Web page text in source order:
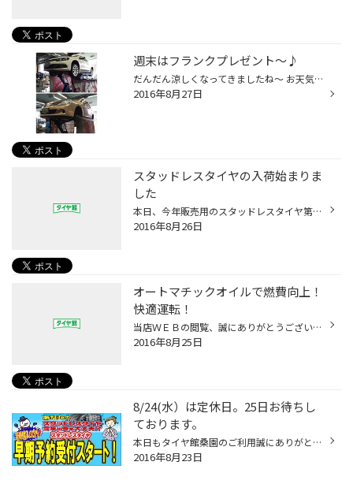
週末はフランクプレゼント～♪
だんだん涼しくなってきましたね～ お天気も良くすごしやすかったですね。 明日も晴れ予報でお出掛け日和ですが 当店ではご来店頂きました皆様に フランクフルトプレゼントしております!! 無料点検、空気圧点検だけでもお気軽にご来店下さい!! 本日の作業風景はＭＰＶのアライメントからスタートで...
2016年8月27日
スタッドレスタイヤの入荷始まりま
した
本日、今年販売用のスタッドレスタイヤ第一陣が入荷いたしました まだまだこれから山のように届きます！ 在庫が豊富なうちに、ご購入をお勧めいたします 肌寒くなってきた頃には、希望のタイヤが無い・・・なんて事も有ります・・・ 気になる人はお気軽にご来店のうえ、スタッフまでご相談ください ...
2016年8月26日
オートマチックオイルで燃費向上！
快適運転！
当店ＷＥＢの閲覧、誠にありがとうございます。 今日も暑く、そして忙しい日々。。 爽やかな汗をかきながらお仕事させて頂いております。 地域の皆様、ご来店頂いたお客様に感謝いたします。 さてさて最近気付いたのですが私の愛車さんの調子が悪く。。。 ①信号待ちからの発進のもたつき、加速不足 ...
2016年8月25日
8/24(水）は定休日。25日お待ちし
ております。
本日もタイヤ館桑園のご利用誠にありがとうございました。 台風も通過したみたいで午後からは落ち着いた天気になりましたね。 新品おタイヤ交換やオイル交換、無料点検でのご来店で忙しくさせ頂き感謝いたします。 新品のタイヤへ交換する前はしっかりタイヤの点検を！！ という事で。。。 写真のよ...
2016年8月23日